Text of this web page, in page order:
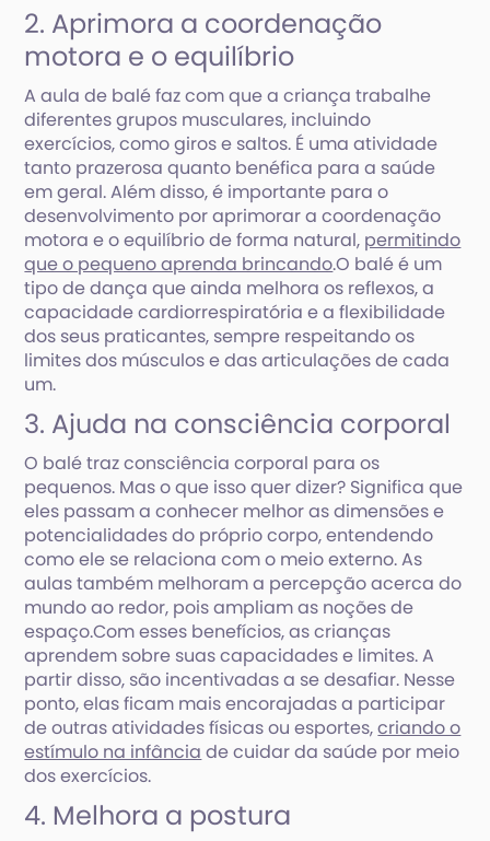
2. Aprimora a coordenação
motora e o equilíbrio
A aula de balé faz com que a criança trabalhe
diferentes grupos musculares, incluindo
exercícios, como giros e saltos. É uma atividade
tanto prazerosa quanto benéfica para a saúde
em geral. Além disso, é importante para o
desenvolvimento por aprimorar a coordenação
motora e o equilíbrio de forma natural, permitindo
que o pequeno aprenda brincando.O balé é um
tipo de dança que ainda melhora os reflexos, a
capacidade cardiorrespiratória e a flexibilidade
dos seus praticantes, sempre respeitando os
limites dos músculos e das articulações de cada
um.
3. Ajuda na consciência corporal
O balé traz consciência corporal para os
pequenos. Mas o que isso quer dizer? Significa que
eles passam a conhecer melhor as dimensões e
potencialidades do próprio corpo, entendendo
como ele se relaciona com o meio externo. As
aulas também melhoram a percepção acerca do
mundo ao redor, pois ampliam as noções de
espaço.Com esses benefícios, as crianças
aprendem sobre suas capacidades e limites. A
partir disso, são incentivadas a se desafiar. Nesse
ponto, elas ficam mais encorajadas a participar
de outras atividades físicas ou esportes,criando o
estímulo na infância de cuidar da saúde por meio
dos exercícios.
4. Melhora a postura